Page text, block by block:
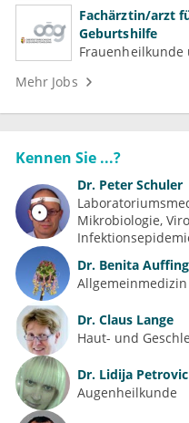
Fachärztin/arzt
Geburtshilfe
Mehr Jobs
Kennen Sie ...?
Dr. Peter Schuler
Mikrobiologie,
Dr. Benita
Allgemeinmedizin
Dr. Claus Lange
Haut- und
Dr. Lidija Petrovic
Augenheilkunde